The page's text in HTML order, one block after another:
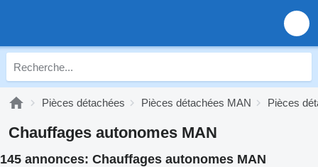
Pièces détachées Pièces détachées MAN Pièces
Chauffages autonomes MAN
145 annonces: Chauffages autonomes MAN